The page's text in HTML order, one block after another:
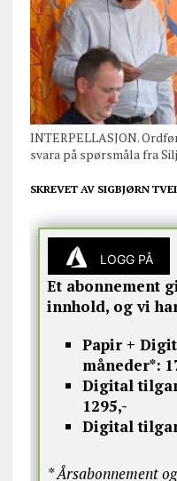
INTERPELLASJON.
svara på spørsmåla fra
SKREVET AV SIGBJØRN
LOGG PÅ
Et abonnement
innhold, og vi
Papir +
måneder*:
Digital
1295,-
Digital
* Årsabonnement